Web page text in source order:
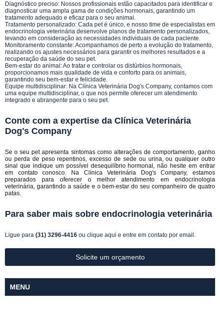
Diagnóstico preciso: Nossos profissionais estão capacitados para identificar e
diagnosticar uma ampla gama de condições hormonais, garantindo um
tratamento adequado e eficaz para o seu animal.
Tratamento personalizado: Cada pet é único, e nosso time de especialistas em
endocrinologia veterinária desenvolve planos de tratamento personalizados,
levando em consideração as necessidades individuais de cada paciente.
Monitoramento constante: Acompanhamos de perto a evolução do tratamento,
realizando os ajustes necessários para garantir os melhores resultados e a
recuperação da saúde do seu pet.
Bem-estar do animal: Ao tratar e controlar os distúrbios hormonais,
proporcionamos mais qualidade de vida e conforto para os animais,
garantindo seu bem-estar e felicidade.
Equipe multidisciplinar: Na Clínica Veterinária Dog's Company, contamos com
uma equipe multidisciplinar, o que nos permite oferecer um atendimento
integrado e abrangente para o seu pet.
Conte com a expertise da Clínica Veterinária
Dog's Company
Se o seu pet apresenta sintomas como alterações de comportamento, ganho
ou perda de peso repentinos, excesso de sede ou urina, ou qualquer outro
sinal que indique um possível desequilíbrio hormonal, não hesite em entrar
em contato conosco. Na Clínica Veterinária Dog's Company, estamos
preparados para oferecer o melhor atendimento em endocrinologia
veterinária, garantindo a saúde e o bem-estar do seu companheiro de quatro
patas.
Para saber mais sobre endocrinologia veterinária
Ligue para (31) 3296-4416 ou clique aqui e entre em contato por email.
Solicite um orçamento
MENU